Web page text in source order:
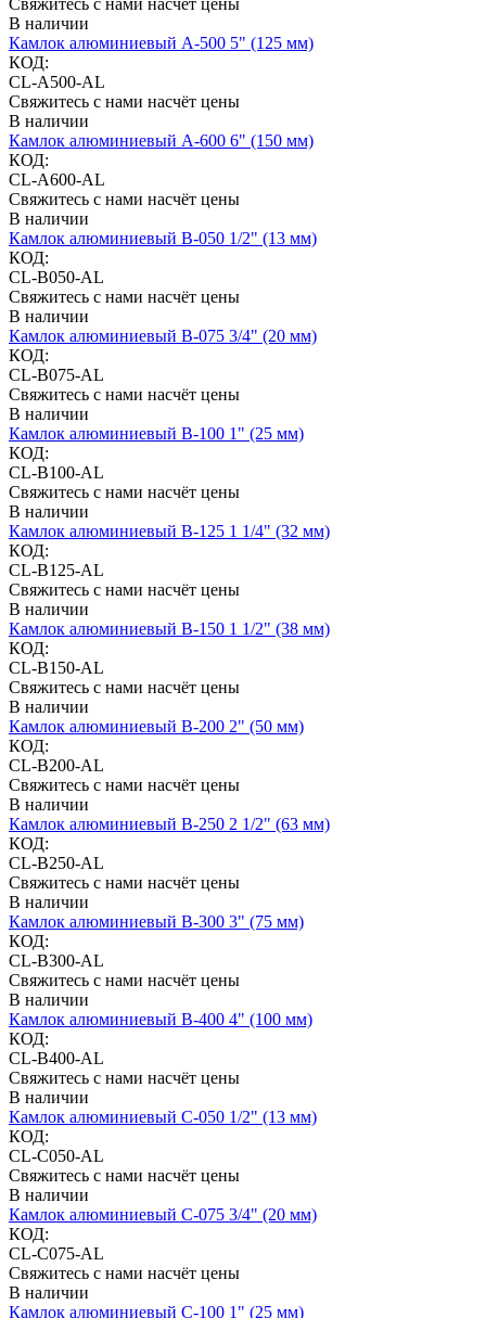
В наличии
Камлок алюминиевый A-500 5" (125 мм)
КОД:
CL-A500-AL
Свяжитесь с нами насчёт цены
В наличии
Камлок алюминиевый A-600 6" (150 мм)
КОД:
CL-A600-AL
Свяжитесь с нами насчёт цены
В наличии
Камлок алюминиевый B-050 1/2" (13 мм)
КОД:
CL-B050-AL
Свяжитесь с нами насчёт цены
В наличии
Камлок алюминиевый B-075 3/4" (20 мм)
КОД:
CL-B075-AL
Свяжитесь с нами насчёт цены
В наличии
Камлок алюминиевый B-100 1" (25 мм)
КОД:
CL-B100-AL
Свяжитесь с нами насчёт цены
В наличии
Камлок алюминиевый B-125 1 1/4" (32 мм)
КОД:
CL-B125-AL
Свяжитесь с нами насчёт цены
В наличии
Камлок алюминиевый B-150 1 1/2" (38 мм)
КОД:
CL-B150-AL
Свяжитесь с нами насчёт цены
В наличии
Камлок алюминиевый B-200 2" (50 мм)
КОД:
CL-B200-AL
Свяжитесь с нами насчёт цены
В наличии
Камлок алюминиевый B-250 2 1/2" (63 мм)
КОД:
CL-B250-AL
Свяжитесь с нами насчёт цены
В наличии
Камлок алюминиевый B-300 3" (75 мм)
КОД:
CL-B300-AL
Свяжитесь с нами насчёт цены
В наличии
Камлок алюминиевый B-400 4" (100 мм)
КОД:
CL-B400-AL
Свяжитесь с нами насчёт цены
В наличии
Камлок алюминиевый C-050 1/2" (13 мм)
КОД:
CL-C050-AL
Свяжитесь с нами насчёт цены
В наличии
Камлок алюминиевый C-075 3/4" (20 мм)
КОД:
CL-C075-AL
Свяжитесь с нами насчёт цены
В наличии
Камлок алюминиевый C-100 1" (25 мм)